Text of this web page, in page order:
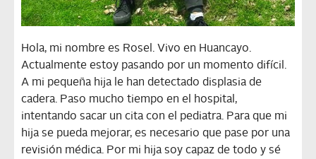
Hola, mi nombre es Rosel. Vivo en Huancayo.
Actualmente estoy pasando por un momento difícil.
A mi pequeña hija le han detectado displasia de
cadera. Paso mucho tiempo en el hospital,
intentando sacar un cita con el pediatra. Para que mi
hija se pueda mejorar, es necesario que pase por una
revisión médica. Por mi hija soy capaz de todo y sé